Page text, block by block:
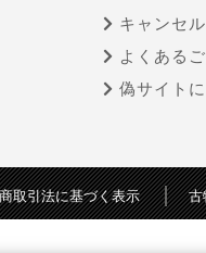
キャンセ
よくある
偽サイト
取引法に基づく表示 古